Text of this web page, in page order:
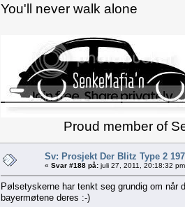
You'll never walk alone
Proud member of
Sv: Prosjekt Der Blitz Type 2
« Svar #188 på: juli 27, 2011, 20:18:32
Pølsetyskerne har tenkt seg grundig om når
bayermøtene deres :-)